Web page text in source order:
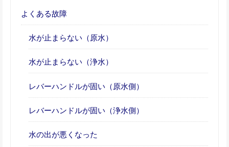
よくある故障
水が止まらない（原水）
水が止まらない（浄水）
レバーハンドルが固い（原水側）
レバーハンドルが固い（浄水側）
水の出が悪くなった